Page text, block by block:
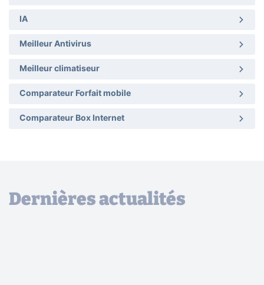
IA
Meilleur Antivirus
Meilleur climatiseur
Comparateur Forfait mobile
Comparateur Box Internet
Dernières actualités